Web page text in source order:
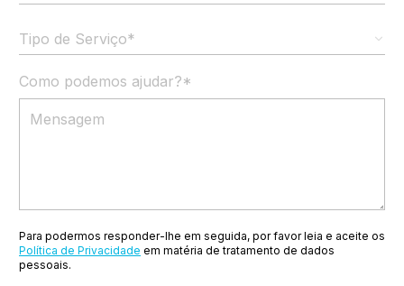
Tipo de Serviço*
Como podemos ajudar?*
Para podermos responder-lhe em seguida, por favor leia e aceite os
Política de Privacidade em matéria de tratamento de dados
pessoais.